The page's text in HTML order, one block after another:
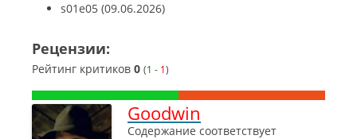
s01e05 (09.06.2026)
Рецензии:
Рейтинг критиков 0 (1 - 1)
Goodwin
Содержание соответствует